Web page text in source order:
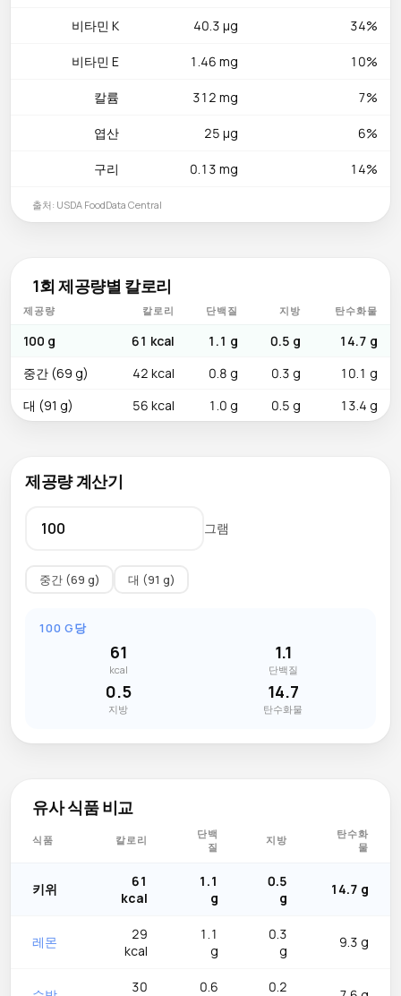
르트, 스무디에 활용하세요. 한국 방식으로는 키위를 갈아 냉채 소
스에 넣어 새콤한 맛을 내거나, 얇게 슬라이스하여 화채에 띄우면
색감과 영양을 동시에 높일 수 있습니다. 잠들기 1시간 전 키위 2알
을 먹으면 수면 질 개선에 도움이 된다는 연구도 있습니다. 혈액 응
을 의사와 상담하세요.
비타민 K 40.3 µg 34%
비타민 E 1.46 mg 10%
칼륨 312 mg 7%
엽산 25 µg 6%
구리 0.13 mg 14%
출처: USDA FoodData Central
1회 제공량별 칼로리
제공량 칼로리 단백질 지방 탄수화물
100 g 61 kcal 1.1 g 0.5 g
14.7 g
중간 (69 g)
42 kcal 0.8 g 0.3 g
10.1 g
대 (91 g)
56 kcal 1.0 g 0.5 g 13.4 g
제공량 계산기
그램
중간 (69 g) 대 (91 g)
100 G당
61
kcal
1.1
단백질
0.5
지방
14.7
탄수화물
유사 식품 비교
식품 칼로리
단백
질
지방
탄수화
물
키위
61
kcal
1.1
g
0.5
g
14.7 g
레몬
29
kcal
1.1
g
0.3
g
9.3 g
30
0.6
0.2